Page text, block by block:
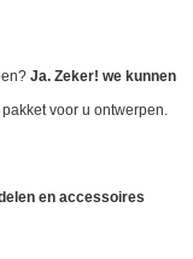
Ja. Zeker! we kunnen
voor u ontwerpen.
en accessoires